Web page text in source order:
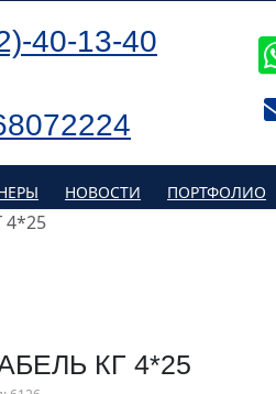
40-13-40
НОВОСТИ ПОРТФОЛИО
4*25
КГ 4*25